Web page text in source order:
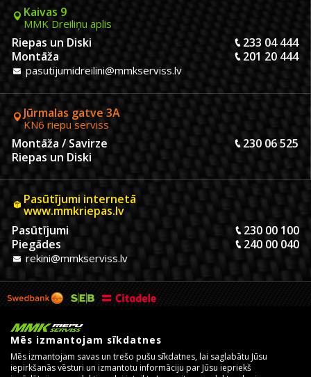
Kaivas 9
MMK Dreiliņu aplis
Riepas un Diski
233 04 444
Montāža
201 20 444
pasutijumidreilini@mmkserviss.lv
Jūrmalas gatve 3A
KN6 riepu serviss
Montāža / Savirze
230 06 525
Riepas un Diski
Pasūtījumi internetā
www.mmkriepas.lv
Pasūtījumi
230 00 100
Piegādes
240 00 040
rekini@mmkserviss.lv
Mēs izmantojam sīkdatnes
Mēs izmantojam savas un trešo pušu sīkdatnes, lai saglabātu Jūsu
iepirkšanās vēsturi un izmantotu informāciju par Jūsu iepriekš